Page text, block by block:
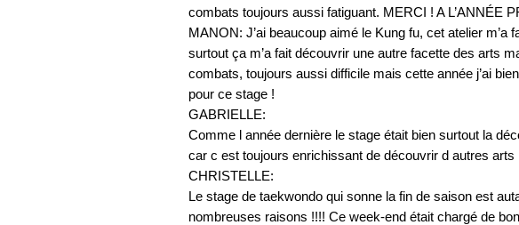
combats toujours aussi fatiguant. MERCI ! A L’ANNÉE
MANON: J’ai beaucoup aimé le Kung fu, cet atelier
surtout ça m’a fait découvrir une autre facette des arts
combats, toujours aussi difficile mais cette année j’ai
pour ce stage !
GABRIELLE:
Comme l année dernière le stage était bien surtout la
car c est toujours enrichissant de découvrir d autres arts
CHRISTELLE:
Le stage de taekwondo qui sonne la fin de saison est
nombreuses raisons !!!! Ce week-end était chargé de